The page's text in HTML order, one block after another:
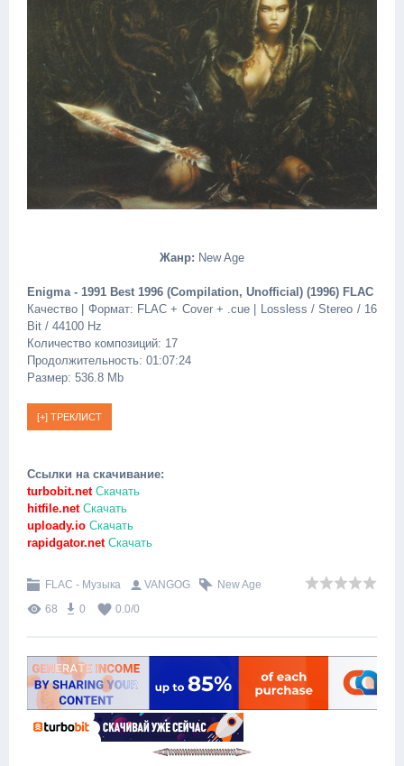
Жанр: New Age
Enigma - 1991 Best 1996 (Compilation, Unofficial) (1996) FLAC
Качество | Формат: FLAC + Cover + .cue | Lossless / Stereo / 16
Bit / 44100 Hz
Количество композиций: 17
Продолжительность: 01:07:24
Размер: 536.8 Mb
Ссылки на скачивание:
turbobit.netСкачать
hitfile.netСкачать
uploady.io Скачать
rapidgator.netСкачать
FLAC - Музыка VANGOG
New Age
68
0 0.0/0